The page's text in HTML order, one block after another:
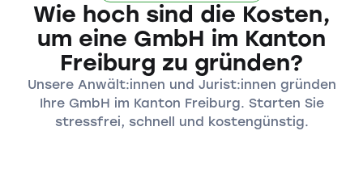
Wie hoch sind die Kosten,
um eine GmbH im Kanton
Freiburg zu gründen?
Unsere Anwält:innen und Jurist:innen gründen
Ihre GmbH im Kanton Freiburg. Starten Sie
stressfrei, schnell und kostengünstig.